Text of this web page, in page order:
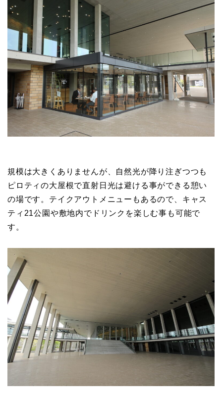
規模は大きくありませんが、自然光が降り注ぎつつも
ピロティの大屋根で直射日光は避ける事ができる憩い
の場です。テイクアウトメニューもあるので、キャス
ティ21公園や敷地内でドリンクを楽しむ事も可能で
す。